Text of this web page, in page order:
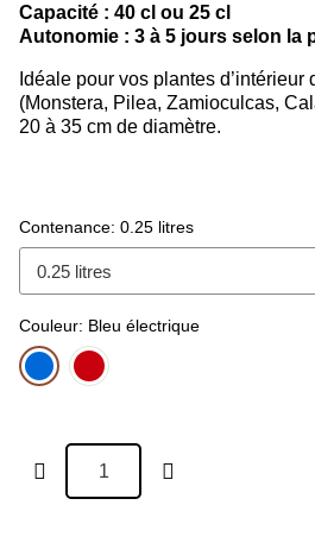
Capacité : 40 cl ou 25 cl
Autonomie : 3 à 5 jours selon la
Idéale pour vos plantes d’intérieur
(Monstera, Pilea, Zamioculcas,
20 à 35 cm de diamètre.
Contenance 0.25 litres
Couleur Bleu électrique